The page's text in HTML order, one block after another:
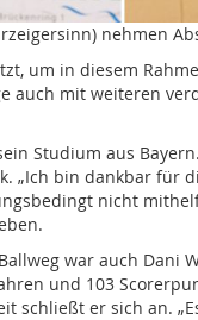
nehmen
um in diesem
auch mit weiteren
Studium aus
„Ich bin dankbar
nicht
war auch Dani
und 103
schließt er sich an.